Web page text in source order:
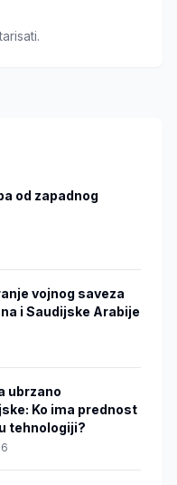
od zapadnog
vojnog saveza
i Saudijske Arabije
ubrzano
Ko ima prednost
tehnologiji?